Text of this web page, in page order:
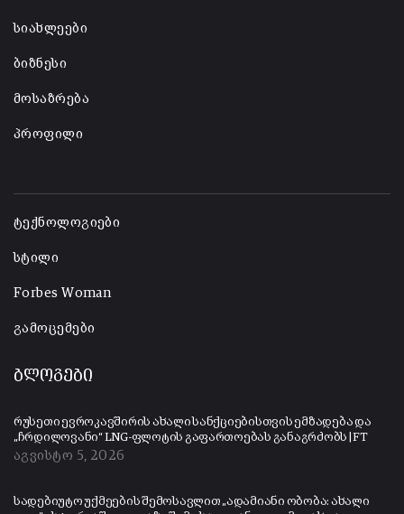
სიახლეები
ბიზნესი
მოსაზრება
პროფილი
ტექნოლოგიები
სტილი
Forbes Woman
გამოცემები
ბლოგები
რუსეთი ევროკავშირის ახალი სანქციებისთვის ემზადება და
„ჩრდილოვანი“ LNG-ფლოტის გაფართოებას განაგრძობს | FT
აგვისტო 5, 2026
სადებიუტო უქმეების შემოსავლით „ადამიანი ობობა: ახალი